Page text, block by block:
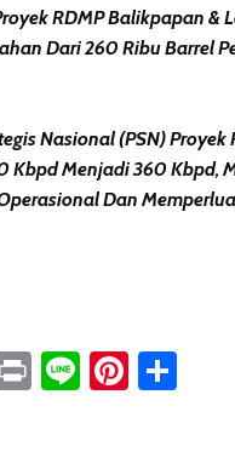
RDMP Balikpapan &
Dari 260 Ribu Barrel
Nasional (PSN)
Kbpd Menjadi 360 Kbpd,
Dan
PrintLine